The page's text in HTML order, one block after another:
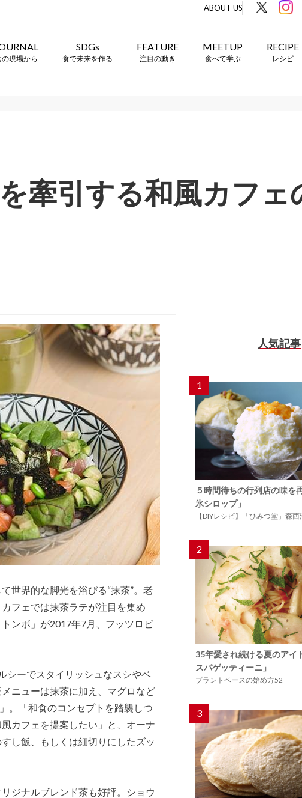
ABOUT US
の現場から
SDGs
食で未来を作る
FEATURE
注目の動き
MEETUP
食べて学ぶ
RECIPE
レシピ
牽引する和風カフェ
世界的な脚光を浴びる“抹茶”。老
フェでは抹茶ラテが注目を集め
ンボ」が2017年7月、フッツロビ
シーでスタイリッシュなスシやベ
ニューは抹茶に加え、マグロなど
。「和食のコンセプトを踏襲しつ
カフェを提案したい」と、オーナ
し飯、もしくは細切りにしたズッ
ジナルブレンド茶も好評。ショウ
人気記事
1
５時間待ちの行列店の味を
氷シロップ」
【DIYレシピ】「ひみつ堂」森西
2
35年愛され続ける夏のアイ
スパゲッティーニ」
プラントベースの始め方52
3